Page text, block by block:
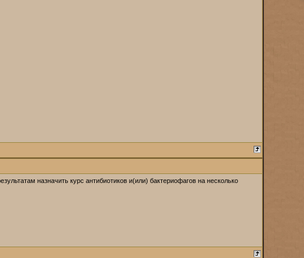
назначить курс антибиотиков и(или) бактериофагов на несколько